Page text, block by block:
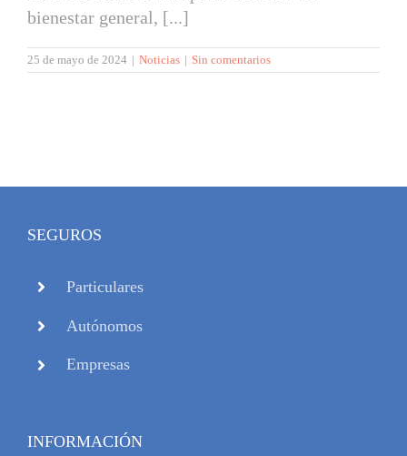
bienestar general, [...]
25 de mayo de 2024 | Noticias | Sin comentarios
SEGUROS
Particulares
Autónomos
Empresas
INFORMACIÓN